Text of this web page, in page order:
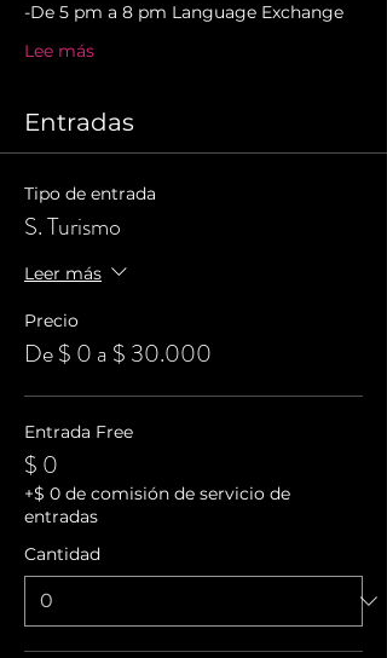
-De 5 pm a 8 pm Language Exchange
Lee más
Entradas
Tipo de entrada
S. Turismo
Leer más
Precio
De $ 0 a $ 30.000
Entrada Free
$ 0
+$ 0 de comisión de servicio de
entradas
Cantidad